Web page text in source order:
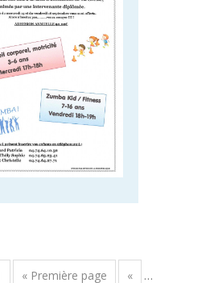
« Première page « …